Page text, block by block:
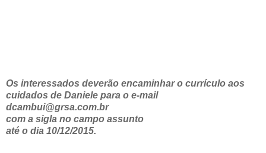
Os interessados deverão encaminhar o currículo aos
cuidados de Daniele para o e-mail
dcambui@grsa.com.br
com a sigla no campo assunto
até o dia 10/12/2015.